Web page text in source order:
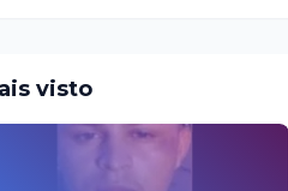
visto